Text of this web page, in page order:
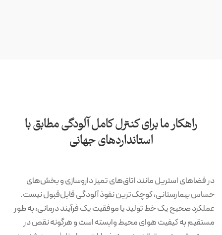
راهکار ما برای کنترل کامل آلودگی مطابق با
استانداردهای جهانی
در فضاهای استریل مانند اتاق‌های تمیز داروسازی و بخش‌های
حساس بیمارستانی، کوچک‌ترین نفوذ آلودگی قابل‌قبول نیست.
عملکرد صحیح یک خط تولید یا موفقیت یک فرآیند درمانی، به طور
مستقیم به کیفیت هوای محیط وابسته است و هرگونه نقص در